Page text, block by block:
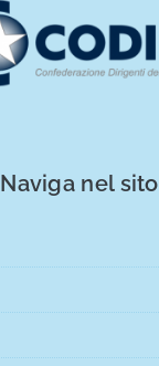
Naviga nel sito